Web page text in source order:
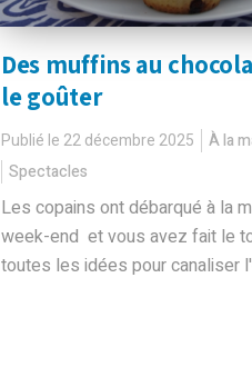
Des muffins au
le goûter
Publié le 22 décembre 2025
À la
Spectacles
Les copains ont débarqué à la
week-end et vous avez fait le
toutes les idées pour canaliser